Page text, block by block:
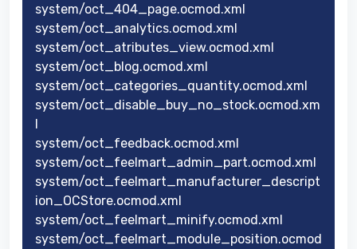
system/oct_404_page.ocmod.xml
system/oct_analytics.ocmod.xml
system/oct_atributes_view.ocmod.xml
system/oct_blog.ocmod.xml
system/oct_categories_quantity.ocmod.xml
system/oct_disable_buy_no_stock.ocmod.xm
l
system/oct_feedback.ocmod.xml
system/oct_feelmart_admin_part.ocmod.xml
system/oct_feelmart_manufacturer_descript
ion_OCStore.ocmod.xml
system/oct_feelmart_minify.ocmod.xml
system/oct_feelmart_module_position.ocmod